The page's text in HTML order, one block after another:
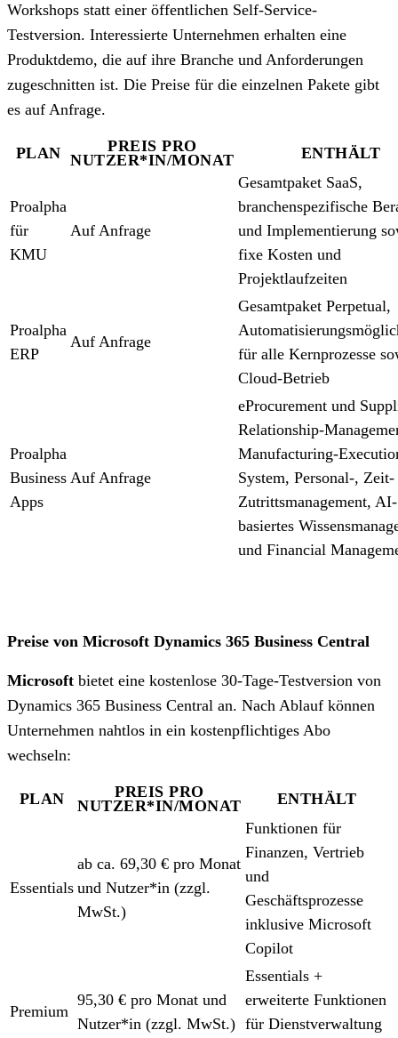
Workshops statt einer öffentlichen Self-Service-
Testversion. Interessierte Unternehmen erhalten eine
Produktdemo, die auf ihre Branche und Anforderungen
zugeschnitten ist. Die Preise für die einzelnen Pakete gibt
es auf Anfrage.
PLAN
PREIS PRO
NUTZER*IN/MONAT
ENTHÄLT
Proalpha
für
KMU
Auf Anfrage
Gesamtpaket SaaS,
branchenspezifische
und Implementierung
fixe Kosten und
Projektlaufzeiten
Proalpha
ERP
Auf Anfrage
Gesamtpaket Perpetual,
für alle Kernprozesse
Cloud-Betrieb
Proalpha
Business
Apps
Auf Anfrage
eProcurement und
Relationship-
Manufacturing-
System, Personal-,
Zutrittsmanagement, AI-
basiertes
und Financial
Preise von Microsoft Dynamics 365 Business Central
Microsoft bietet eine kostenlose 30-Tage-Testversion von
Dynamics 365 Business Central an. Nach Ablauf können
Unternehmen nahtlos in ein kostenpflichtiges Abo
wechseln:
PLAN
PREIS PRO
NUTZER*IN/MONAT
ENTHÄLT
Essentials
ab ca. 69,30 € pro Monat
und Nutzer*in (zzgl.
MwSt.)
Funktionen für
Finanzen, Vertrieb
und
Geschäftsprozesse
inklusive Microsoft
Copilot
Premium
95,30 € pro Monat und
Nutzer*in (zzgl. MwSt.)
Essentials +
erweiterte Funktionen
für Dienstverwaltung